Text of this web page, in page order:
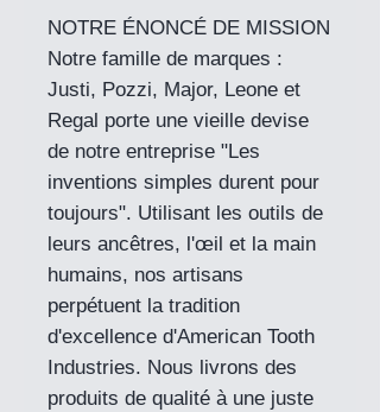
NOTRE ÉNONCÉ DE MISSION
Notre famille de marques :
Justi, Pozzi, Major, Leone et
Regal porte une vieille devise
de notre entreprise "Les
inventions simples durent pour
toujours". Utilisant les outils de
leurs ancêtres, l'œil et la main
humains, nos artisans
perpétuent la tradition
d'excellence d'American Tooth
Industries. Nous livrons des
produits de qualité à une juste